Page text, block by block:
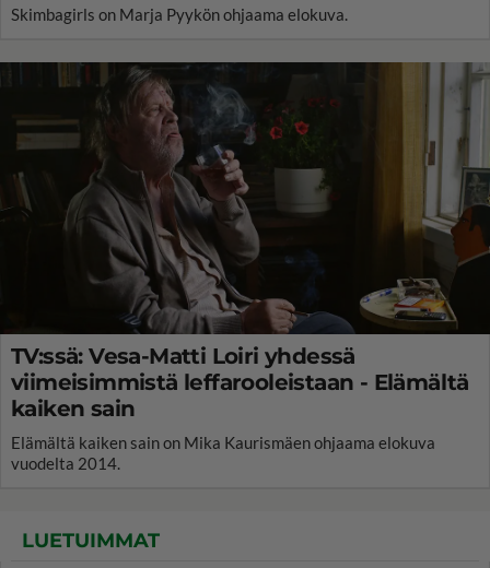
Skimbagirls on Marja Pyykön ohjaama elokuva.
TV:ssä: Vesa-Matti Loiri yhdessä
viimeisimmistä leffarooleistaan - Elämältä
kaiken sain
Elämältä kaiken sain on Mika Kaurismäen ohjaama elokuva
vuodelta 2014.
LUETUIMMAT